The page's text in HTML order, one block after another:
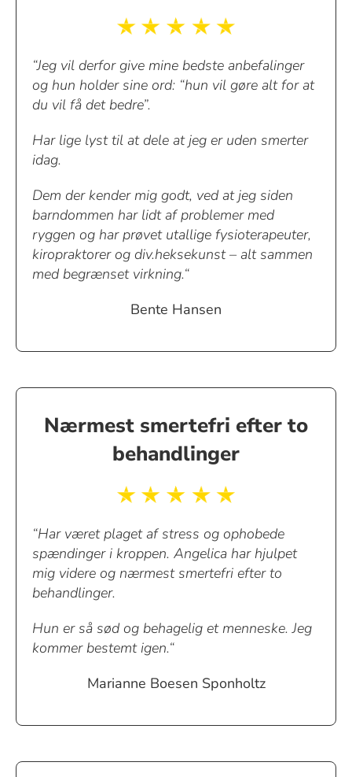
“Jeg vil derfor give mine bedste anbefalinger
og hun holder sine ord: “hun vil gøre alt for at
du vil få det bedre”.
Har lige lyst til at dele at jeg er uden smerter
idag.
Dem der kender mig godt, ved at jeg siden
barndommen har lidt af problemer med
ryggen og har prøvet utallige fysioterapeuter,
kiropraktorer og div.heksekunst – alt sammen
med begrænset virkning.“
Bente Hansen
Nærmest smertefri efter to
behandlinger
“Har været plaget af stress og ophobede
spændinger i kroppen. Angelica har hjulpet
mig videre og nærmest smertefri efter to
behandlinger.
Hun er så sød og behagelig et menneske. Jeg
kommer bestemt igen.“
Marianne Boesen Sponholtz